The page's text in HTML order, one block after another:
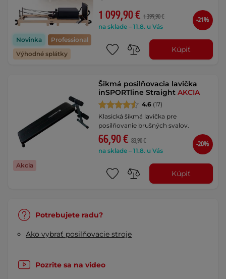
Novinka
Professional
Výhodné splátky
1 099,90 € 1 399,90 €
na sklade – 11.8. u Vás
-21%
Kúpiť
Akcia
Šikmá posilňovacia lavička
inSPORTline StraightAKCIA
4.6 (17)
Klasická šikmá lavička pre
posilňovanie brušných svalov.
66,90 € 83,90 €
na sklade – 11.8. u Vás
-20%
Kúpiť
Potrebujete radu?
Ako vybrať posilňovacie stroje
Pozrite sa na video